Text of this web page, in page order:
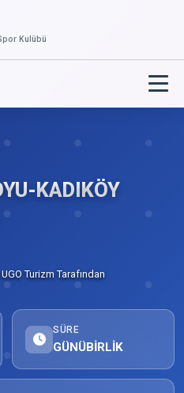
Kulübü
KADIKÖY
Turizm Tarafından
SÜRE
GÜNÜBİRLİK